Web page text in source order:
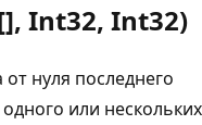
Int32, Int32)
нуля последнего
или нескольких